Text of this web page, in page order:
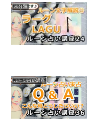
未分類
ルーン占い講座